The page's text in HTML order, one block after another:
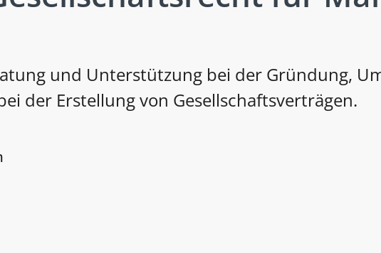
und Unterstützung bei der Gründung,
der Erstellung von Gesellschaftsverträgen.